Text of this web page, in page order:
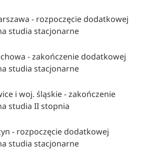
- rozpoczęcie dodatkowej
studia stacjonarne
- zakończenie dodatkowej
studia stacjonarne
i woj. śląskie - zakończenie
studia II stopnia
- rozpoczęcie dodatkowej
studia stacjonarne